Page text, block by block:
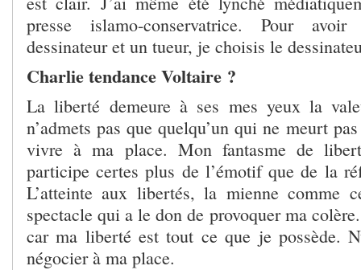
presse islamo-conservatrice. Pour
dessinateur et un tueur, je choisis le
Charlie tendance Voltaire ?
La liberté demeure à ses mes yeux la
n’admets pas que quelqu’un qui ne meurt
vivre à ma place. Mon fantasme de
participe certes plus de l’émotif que de la
L’atteinte aux libertés, la mienne comme
spectacle qui a le don de provoquer ma
car ma liberté est tout ce que je possède.
négocier à ma place.